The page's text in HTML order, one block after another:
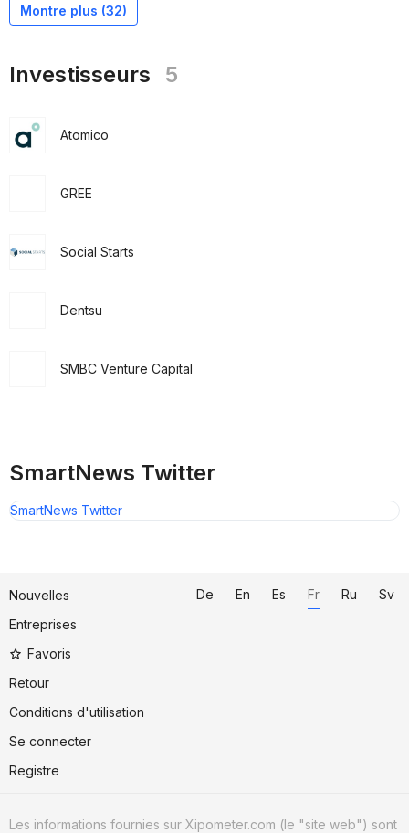
Montre plus (32)
Investisseurs 5
Atomico
GREE
Social Starts
Dentsu
SMBC Venture Capital
SmartNews Twitter
SmartNews Twitter
Nouvelles
Entreprises
Favoris
Retour
Conditions d'utilisation
Se connecter
Registre
De En Es Fr Ru Sv
Les informations fournies sur Xipometer.com (le "site web") sont